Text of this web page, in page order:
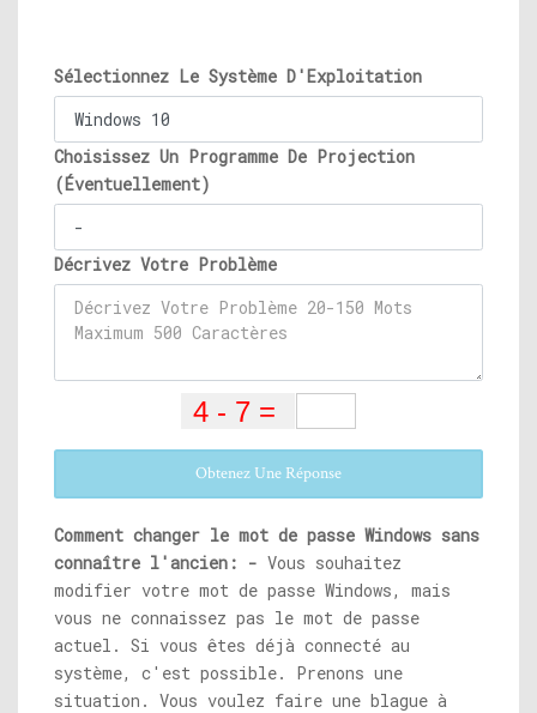
Sélectionnez Le Système D'Exploitation
Choisissez Un Programme De Projection
(Éventuellement)
Décrivez Votre Problème
Obtenez Une Réponse
Comment changer le mot de passe Windows sans
connaître l'ancien: - Vous souhaitez
modifier votre mot de passe Windows, mais
vous ne connaissez pas le mot de passe
actuel. Si vous êtes déjà connecté au
système, c'est possible. Prenons une
situation. Vous voulez faire une blague à